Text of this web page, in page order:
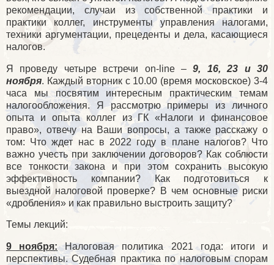
рекомендации, случаи из собственной практики и
практики коллег, инструменты управления налогами,
техники аргументации, прецеденты и дела, касающиеся
налогов.
Я проведу четыре встречи on-line–9, 16, 23 и 30
ноября. Каждый вторник с 10.00 (время московское) 3-4
часа мы посвятим интересным практическим темам
налогообложения. Я рассмотрю примеры из личного
опыта и опыта коллег из ГК «Налоги и финансовое
право», отвечу на Ваши вопросы, а также расскажу о
том: Что ждет нас в 2022 году в плане налогов? Что
важно учесть при заключении договоров? Как соблюсти
все тонкости закона и при этом сохранить высокую
эффективность компании? Как подготовиться к
выездной налоговой проверке? В чем основные риски
«дробления» и как правильно выстроить защиту?
Темы лекций:
9 ноября: Налоговая политика 2021 года: итоги и
перспективы. Судебная практика по налоговым спорам